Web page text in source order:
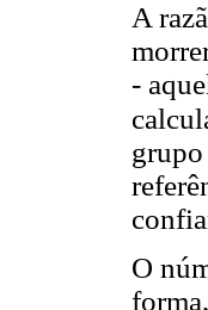
A
-
grupo
O